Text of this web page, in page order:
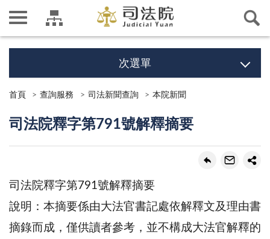
次選單
首頁 查詢服務 司法新聞查詢 本院新聞
司法院釋字第791號解釋摘要
司法院釋字第791號解釋摘要
說明：本摘要係由大法官書記處依解釋文及理由書
摘錄而成，僅供讀者參考，並不構成大法官解釋的